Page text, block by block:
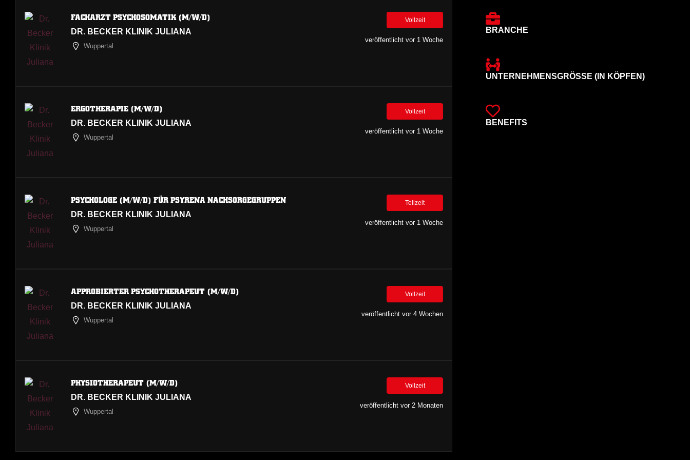
FACHARZT PSYCHOSOMATIK (M/W/D)
DR. BECKER KLINIK JULIANA
Wuppertal
Vollzeit
veröffentlicht vor 1 Woche
ERGOTHERAPIE (M/W/D)
DR. BECKER KLINIK JULIANA
Wuppertal
Vollzeit
veröffentlicht vor 1 Woche
PSYCHOLOGE (M/W/D) FÜR PSYRENA NACHSORGEGRUPPEN
DR. BECKER KLINIK JULIANA
Wuppertal
Teilzeit
veröffentlicht vor 1 Woche
APPROBIERTER PSYCHOTHERAPEUT (M/W/D)
DR. BECKER KLINIK JULIANA
Wuppertal
Vollzeit
veröffentlicht vor 4 Wochen
PHYSIOTHERAPEUT (M/W/D)
DR. BECKER KLINIK JULIANA
Wuppertal
Vollzeit
veröffentlicht vor 2 Monaten
BRANCHE
UNTERNEHMENSGRÖSSE (IN KÖPFEN)
BENEFITS